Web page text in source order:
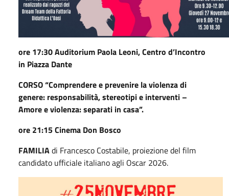
ore 17:30 Auditorium Paola Leoni, Centro d’Incontro
in Piazza Dante
CORSO “Comprendere e prevenire la violenza di
genere: responsabilità, stereotipi e interventi –
Amore e violenza: separati in casa”.
ore 21:15 Cinema Don Bosco
FAMILIAdi Francesco Costabile, proiezione del film
candidato ufficiale italiano agli Oscar 2026.